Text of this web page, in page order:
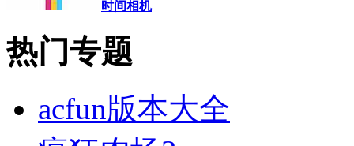
时间相机
热门专题
acfun版本大全